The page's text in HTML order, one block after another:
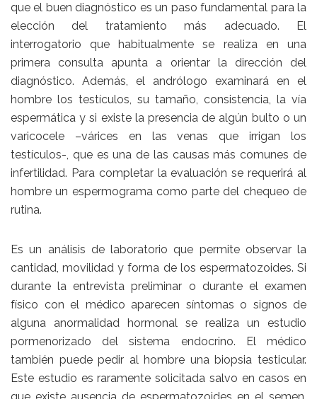
que el buen diagnóstico es un paso fundamental para la
elección del tratamiento más adecuado. El
interrogatorio que habitualmente se realiza en una
primera consulta apunta a orientar la dirección del
diagnóstico. Además, el andrólogo examinará en el
hombre los testículos, su tamaño, consistencia, la vía
espermática y si existe la presencia de algún bulto o un
varicocele –várices en las venas que irrigan los
testículos-, que es una de las causas más comunes de
infertilidad. Para completar la evaluación se requerirá al
hombre un espermograma como parte del chequeo de
rutina.
Es un análisis de laboratorio que permite observar la
cantidad, movilidad y forma de los espermatozoides. Si
durante la entrevista preliminar o durante el examen
físico con el médico aparecen síntomas o signos de
alguna anormalidad hormonal se realiza un estudio
pormenorizado del sistema endocrino. El médico
también puede pedir al hombre una biopsia testicular.
Este estudio es raramente solicitada salvo en casos en